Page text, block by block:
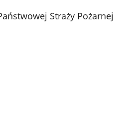
Straży Pożarnej